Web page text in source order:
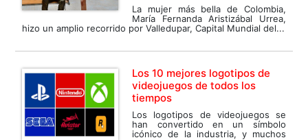
La mujer más bella de Colombia,
María Fernanda Aristizábal Urrea,
hizo un amplio recorrido por Valledupar, Capital Mundial del...
Los 10 mejores logotipos de
videojuegos de todos los
tiempos
Los logotipos de videojuegos se
han convertido en un símbolo
icónico de la industria, y muchos